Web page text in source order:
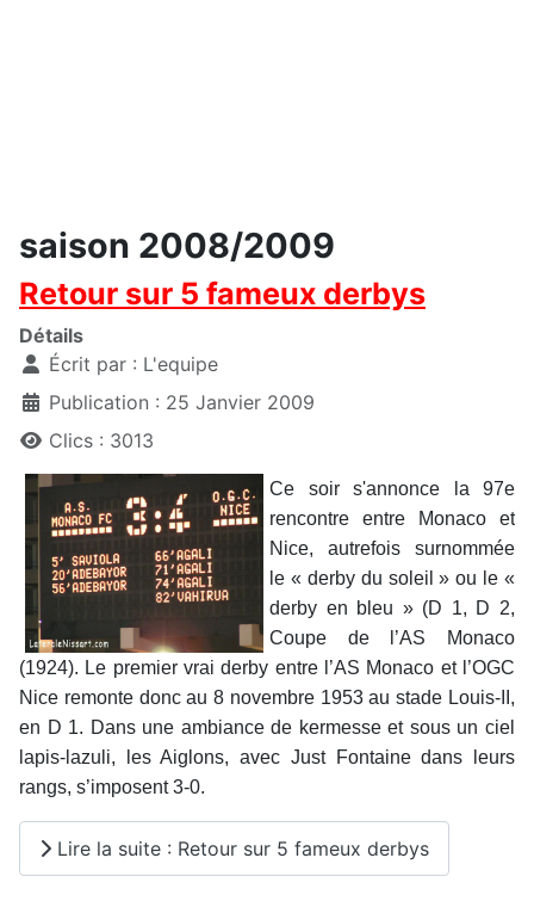
saison 2008/2009
Retour sur 5 fameux derbys
Détails
Écrit par : L'equipe
Publication : 25 Janvier 2009
Clics : 3013
Ce soir s'annonce la 97e
rencontre entre Monaco et
Nice, autrefois surnommée
le « derby du soleil » ou le «
derby en bleu » (D 1, D 2,
Coupe de l’AS Monaco
(1924). Le premier vrai derby entre l’AS Monaco et l’OGC
Nice remonte donc au 8 novembre 1953 au stade Louis-II,
en D 1. Dans une ambiance de kermesse et sous un ciel
lapis-lazuli, les Aiglons, avec Just Fontaine dans leurs
rangs, s’imposent 3-0.
Lire la suite : Retour sur 5 fameux derbys